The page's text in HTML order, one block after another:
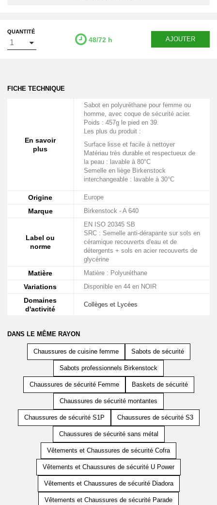
QUANTITÉ
48/72 h AJOUTER
FICHE TECHNIQUE
En savoir
plus
Sabot en polyuréthane pour femme ou
homme, avec coque de sécurité acier.
Poids : 457g le pied en 39.
Les plus du produit :
Surface lisse et facile à nettoyer
Matériau très durable et respectueux de
la peau : lavable à 80°C
Semelle en liège Birkenstock
interchangeable : lavable à 30°C
Origine Europe
Marque Birkenstock - A 640
Label ou
norme
EN ISO 20345 SB
SRC : Semelle anti-dérapante sur sols en
céramique recouverts d'eau et de
détergents + sols en acier recouverts de
glycérine
Matière Matière : Polyuréthane
Variations Disponible en 44 en NOIR
Domaines
d'activité
Collèges et Lycées
DANS LE MÊME RAYON
Chaussures de cuisine femme Sabots de sécurité
Sabots professionnels Birkenstock
Chaussures de sécurité Femme Baskets de sécurité
Chaussures de sécurité montantes
Chaussures de sécurité S1P Chaussures de sécurité S3
Chaussures de sécurité sans métal
Vêtements et Chaussures de sécurité Cofra
Vêtements et Chaussures de sécurité U Power
Vêtements et Chaussures de sécurité Diadora
Vêtements et Chaussures de sécurité Parade